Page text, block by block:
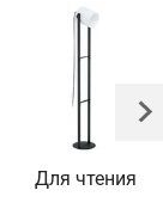
Для чтения